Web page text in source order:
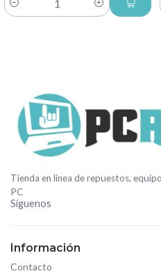
Cantidad
Tienda en línea de repuestos,
PC
Síguenos
Información
Contacto